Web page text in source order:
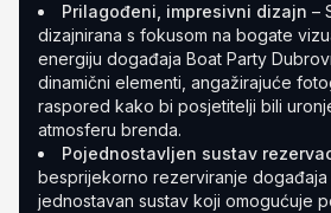
Prilagođeni, impresivni dizajn –
dizajnirana s fokusom na bogate
energiju događaja Boat Party
dinamični elementi, angažirajuće
raspored kako bi posjetitelji bili
atmosferu brenda.
Pojednostavljen sustav
besprijekorno rezerviranje događaja
jednostavan sustav koji omogućuje